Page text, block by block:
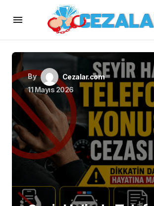
By
Cezalar.com
11 Mayıs 2026